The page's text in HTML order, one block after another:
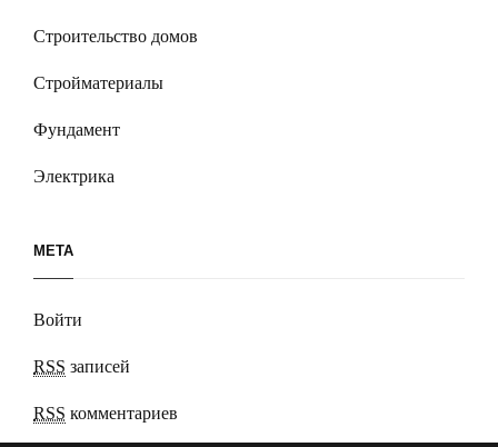
Строительство домов
Стройматериалы
Фундамент
Электрика
МЕТА
Войти
RSS записей
RSS комментариев